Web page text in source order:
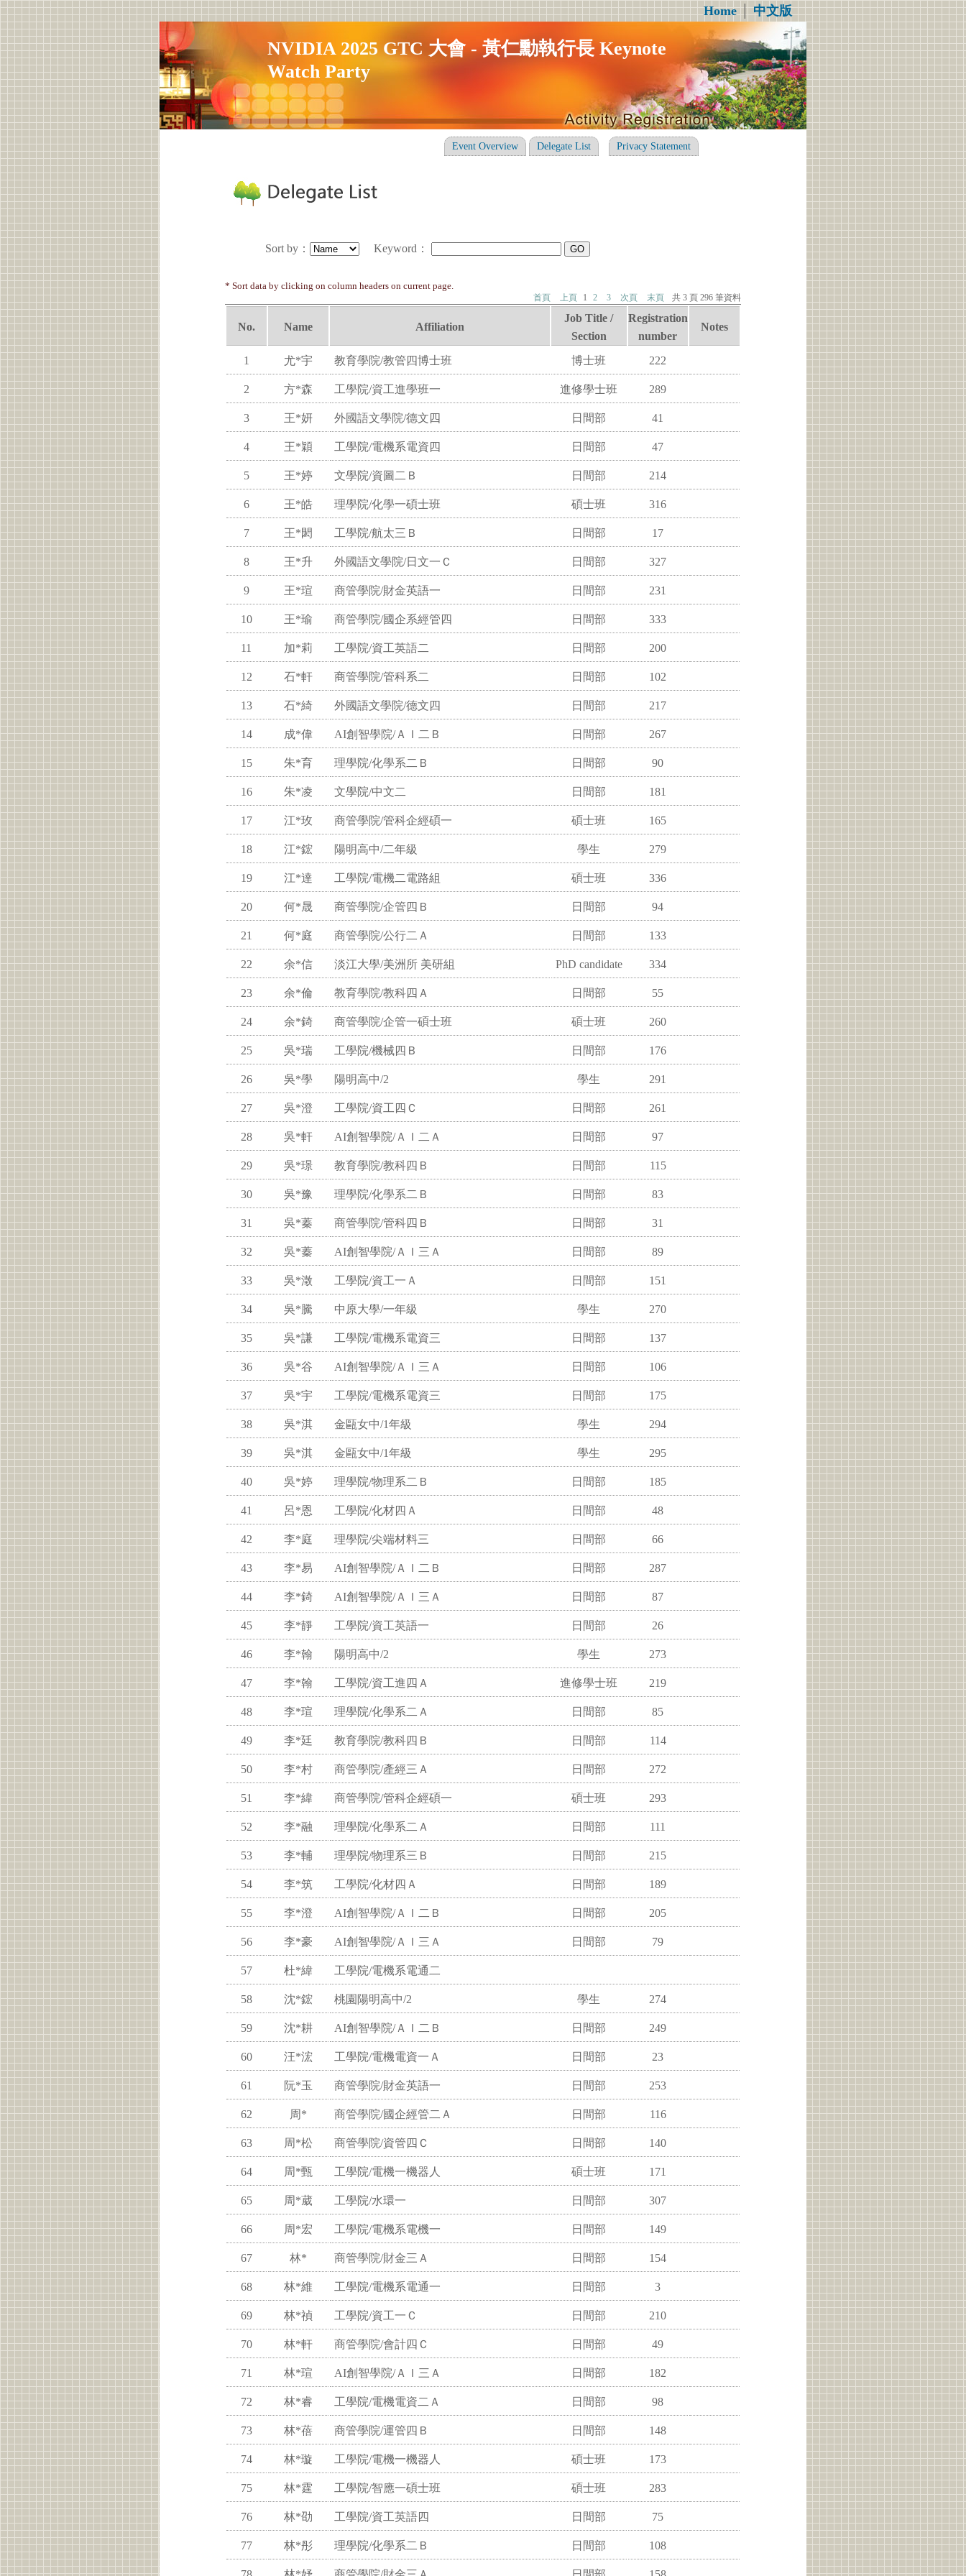
Home│中文版
NVIDIA 2025 GTC 大會 - 黃仁勳執行長 Keynote
Watch Party
Event Overview Delegate List Privacy Statement
Sort by： Keyword ：
* Sort data by clicking on column headers on current page.
首頁
上頁 1 2 3 次頁 末頁 共 3 頁 296 筆資料
No. Name Affiliation
Job Title /
Section
Registration
number
Notes
1 尤*宇 教育學院/教管四博士班 博士班 222
2 方*森 工學院/資工進學班一 進修學士班 289
3 王*妍 外國語文學院/德文四 日間部 41
4 王*穎 工學院/電機系電資四 日間部 47
5 王*婷 文學院/資圖二Ｂ 日間部 214
6 王*皓 理學院/化學一碩士班 碩士班 316
7 王*閎 工學院/航太三Ｂ 日間部 17
8 王*升 外國語文學院/日文一Ｃ 日間部 327
9 王*瑄 商管學院/財金英語一 日間部 231
10 王*瑜 商管學院/國企系經管四 日間部 333
11 加*莉 工學院/資工英語二 日間部 200
12 石*軒 商管學院/管科系二 日間部 102
13 石*綺 外國語文學院/德文四 日間部 217
14 成*偉 AI創智學院/ＡＩ二Ｂ 日間部 267
15 朱*育 理學院/化學系二Ｂ 日間部 90
16 朱*凌 文學院/中文二 日間部 181
17 江*玫 商管學院/管科企經碩一 碩士班 165
18 江*鋐 陽明高中/二年級 學生 279
19 江*達 工學院/電機二電路組 碩士班 336
20 何*晟 商管學院/企管四Ｂ 日間部 94
21 何*庭 商管學院/公行二Ａ 日間部 133
22 余*信 淡江大學/美洲所 美研組 PhD candidate 334
23 余*倫 教育學院/教科四Ａ 日間部 55
24 余*錡 商管學院/企管一碩士班 碩士班 260
25 吳*瑞 工學院/機械四Ｂ 日間部 176
26 吳*學 陽明高中/2 學生 291
27 吳*澄 工學院/資工四Ｃ 日間部 261
28 吳*軒 AI創智學院/ＡＩ二Ａ 日間部 97
29 吳*璟 教育學院/教科四Ｂ 日間部 115
30 吳*豫 理學院/化學系二Ｂ 日間部 83
31 吳*蓁 商管學院/管科四Ｂ 日間部 31
32 吳*蓁 AI創智學院/ＡＩ三Ａ 日間部 89
33 吳*澂 工學院/資工一Ａ 日間部 151
34 吳*騰 中原大學/一年級 學生 270
35 吳*謙 工學院/電機系電資三 日間部 137
36 吳*谷 AI創智學院/ＡＩ三Ａ 日間部 106
37 吳*宇 工學院/電機系電資三 日間部 175
38 吳*淇 金甌女中/1年級 學生 294
39 吳*淇 金甌女中/1年級 學生 295
40 吳*婷 理學院/物理系二Ｂ 日間部 185
41 呂*恩 工學院/化材四Ａ 日間部 48
42 李*庭 理學院/尖端材料三 日間部 66
43 李*易 AI創智學院/ＡＩ二Ｂ 日間部 287
44 李*錡 AI創智學院/ＡＩ三Ａ 日間部 87
45 李*靜 工學院/資工英語一 日間部 26
46 李*翰 陽明高中/2 學生 273
47 李*翰 工學院/資工進四Ａ 進修學士班 219
48 李*瑄 理學院/化學系二Ａ 日間部 85
49 李*廷 教育學院/教科四Ｂ 日間部 114
50 李*村 商管學院/產經三Ａ 日間部 272
51 李*緯 商管學院/管科企經碩一 碩士班 293
52 李*融 理學院/化學系二Ａ 日間部 111
53 李*輔 理學院/物理系三Ｂ 日間部 215
54 李*筑 工學院/化材四Ａ 日間部 189
55 李*澄 AI創智學院/ＡＩ二Ｂ 日間部 205
56 李*豪 AI創智學院/ＡＩ三Ａ 日間部 79
57 杜*緯 工學院/電機系電通二
58 沈*鋐 桃園陽明高中/2 學生 274
59 沈*耕 AI創智學院/ＡＩ二Ｂ 日間部 249
60 汪*浤 工學院/電機電資一Ａ 日間部 23
61 阮*玉 商管學院/財金英語一 日間部 253
62 周* 商管學院/國企經管二Ａ 日間部 116
63 周*松 商管學院/資管四Ｃ 日間部 140
64 周*甄 工學院/電機一機器人 碩士班 171
65 周*葳 工學院/水環一 日間部 307
66 周*宏 工學院/電機系電機一 日間部 149
67 林* 商管學院/財金三Ａ 日間部 154
68 林*維 工學院/電機系電通一 日間部 3
69 林*禎 工學院/資工一Ｃ 日間部 210
70 林*軒 商管學院/會計四Ｃ 日間部 49
71 林*瑄 AI創智學院/ＡＩ三Ａ 日間部 182
72 林*睿 工學院/電機電資二Ａ 日間部 98
73 林*蓓 商管學院/運管四Ｂ 日間部 148
74 林*璇 工學院/電機一機器人 碩士班 173
75 林*霆 工學院/智應一碩士班 碩士班 283
76 林*劭 工學院/資工英語四 日間部 75
77 林*彤 理學院/化學系二Ｂ 日間部 108